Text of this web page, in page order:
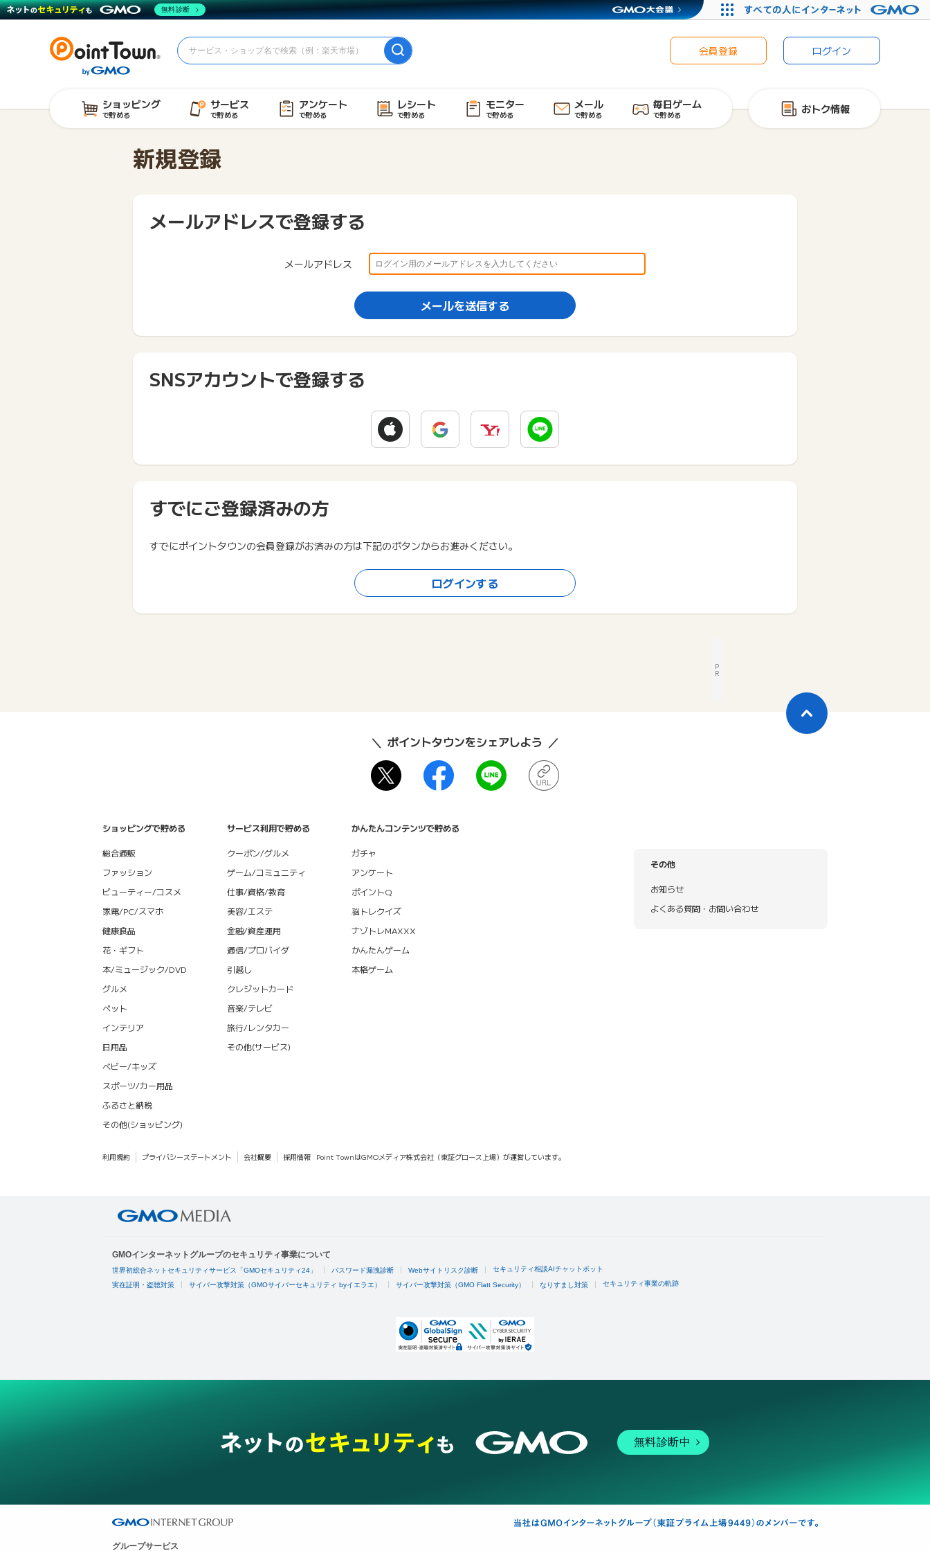
会員登録 ログイン
ショッピング
で貯める
サービス
で貯める
アンケート
で貯める
レシート
で貯める
モニター
で貯める
メール
で貯める
毎日ゲーム
で貯める おトク情報
新規登録
メールアドレスで登録する
メールアドレス
メールを送信する
SNSアカウントで登録する
すでにご登録済みの方
すでにポイントタウンの会員登録がお済みの方は下記のボタンからお進みください。
ログインする
P
R
ポイントタウンをシェアしよう
ショッピングで貯める
総合通販
ファッション
ビューティー/コスメ
家電/PC/スマホ
健康食品
花・ギフト
本/ミュージック/DVD
グルメ
ペット
インテリア
日用品
ベビー/キッズ
スポーツ/カー用品
ふるさと納税
その他(ショッピング)
サービス利用で貯める
クーポン/グルメ
ゲーム/コミュニティ
仕事/資格/教育
美容/エステ
金融/資産運用
通信/プロバイダ
引越し
クレジットカード
音楽/テレビ
旅行/レンタカー
その他(サービス)
かんたんコンテンツで貯める
ガチャ
アンケート
ポイントQ
脳トレクイズ
ナゾトレMAXXX
かんたんゲーム
本格ゲーム
その他
お知らせ
よくある質問・お問い合わせ
利用規約 プライバシーステートメント 会社概要 採用情報 Point TownはGMOメディア株式会社（東証グロース上場）が運営しています。
GMOインターネットグループのセキュリティ事業について
世界初総合ネットセキュリティサービス「GMOセキュリティ24」 パスワード漏洩診断 Webサイトリスク診断 セキュリティ相談AIチャットボット
実在証明・盗聴対策 サイバー攻撃対策（GMOサイバーセキュリティ byイエラエ） サイバー攻撃対策（GMO Flatt Security） なりすまし対策 セキュリティ事業の軌跡
無料診断中
グループサービス
無料診断